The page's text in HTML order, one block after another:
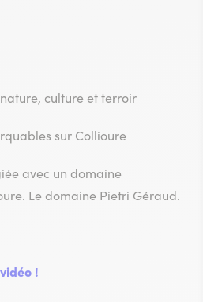
culture et terroir
sur Collioure
avec un domaine
Le domaine Pietri Géraud.
!